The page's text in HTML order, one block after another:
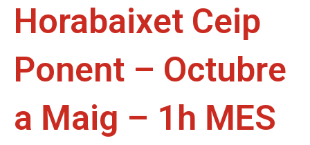
Horabaixet Ceip
Ponent – Octubre
a Maig – 1h MES